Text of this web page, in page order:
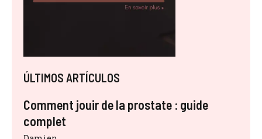
ÚLTIMOS ARTÍCULOS
Comment jouir de la prostate : guide
complet